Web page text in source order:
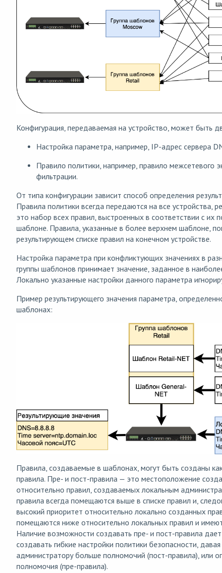
Конфигурация, передаваемая на устройство, может быть
Настройка параметра, например, IP-адрес сервера
Правило политики, например, правило межсетевого
фильтрации.
От типа конфигурации зависит способ определения
Правила политики всегда передаются на все устройства,
это набор всех правил, выстроенных в соответствии с их
шаблоне. Правила, указанные в более верхнем шаблоне,
результирующем списке правил на конечном устройстве.
Настройка параметра при конфликтующих значениях в
группы шаблонов принимает значение, заданное в
Локально указанные настройки данного параметра
Пример результирующего значения параметра,
шаблонах:
Правила, создаваемые в шаблонах, могут быть созданы
правила. Пре- и пост-правила — это местоположение
относительно правил, создаваемых локальным
правила всегда помещаются выше в списке правил и,
высокий приоритет относительно локально созданных
помещаются ниже относительно локальных правил и
Наличие возможности создавать пре- и пост-правила
создавать гибкие настройки политики безопасности,
администратору больше полномочий (пост-правила), или
полномочия (пре-правила).